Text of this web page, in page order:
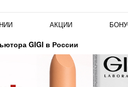
АКЦИИ
GIGI в России